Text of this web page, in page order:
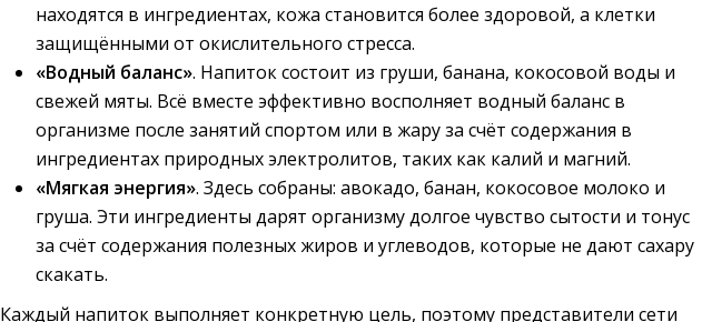
находятся в ингредиентах, кожа становится более здоровой, а клетки
защищёнными от окислительного стресса.
«Водный баланс». Напиток состоит из груши, банана, кокосовой воды и
свежей мяты. Всё вместе эффективно восполняет водный баланс в
организме после занятий спортом или в жару за счёт содержания в
ингредиентах природных электролитов, таких как калий и магний.
«Мягкая энергия». Здесь собраны: авокадо, банан, кокосовое молоко и
груша. Эти ингредиенты дарят организму долгое чувство сытости и тонус
за счёт содержания полезных жиров и углеводов, которые не дают сахару
скакать.
Каждый напиток выполняет конкретную цель, поэтому представители сети